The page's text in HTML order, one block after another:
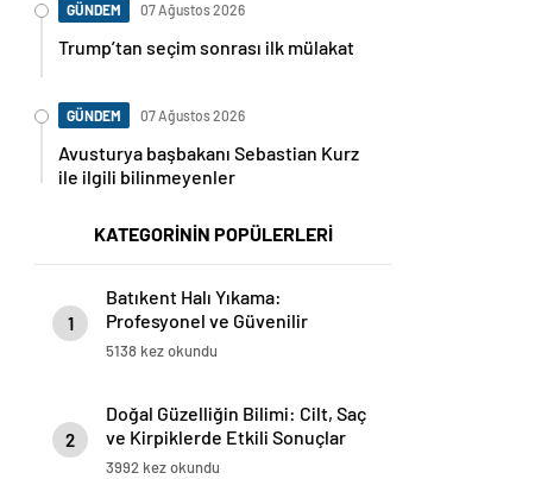
GÜNDEM 07 Ağustos 2026
Trump’tan seçim sonrası ilk mülakat
GÜNDEM 07 Ağustos 2026
Avusturya başbakanı Sebastian Kurz
ile ilgili bilinmeyenler
KATEGORİNİN POPÜLERLERİ
1
Batıkent Halı Yıkama:
Profesyonel ve Güvenilir
Hizmetler
5138 kez okundu
2
Doğal Güzelliğin Bilimi: Cilt, Saç
ve Kirpiklerde Etkili Sonuçlar
3992 kez okundu